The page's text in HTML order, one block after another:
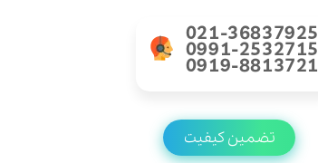
021-36837925
0991-2532715
0919-8813721
تضمین کیفیت